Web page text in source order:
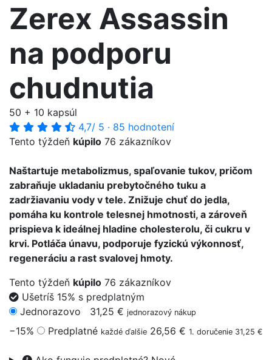
Zerex Assassin
na podporu
chudnutia
50 + 10 kapsúl
4,7/ 5 · 85 hodnotení
Tento týždeň kúpilo 76 zákazníkov
Naštartuje metabolizmus, spaľovanie tukov, pričom
zabraňuje ukladaniu prebytočného tuku a
zadržiavaniu vody v tele. Znižuje chuť do jedla,
pomáha ku kontrole telesnej hmotnosti, a zároveň
prispieva k ideálnej hladine cholesterolu, či cukru v
krvi. Potláča únavu, podporuje fyzickú výkonnosť,
regeneráciu a rast svalovej hmoty.
Tento týždeň kúpilo 76 zákazníkov
Ušetríš 15% s predplatným
Jednorazovo
31,25 € jednorazový nákup
−15% Predplatné každé ďalšie 26,56 € 1. doručenie 31,25 €